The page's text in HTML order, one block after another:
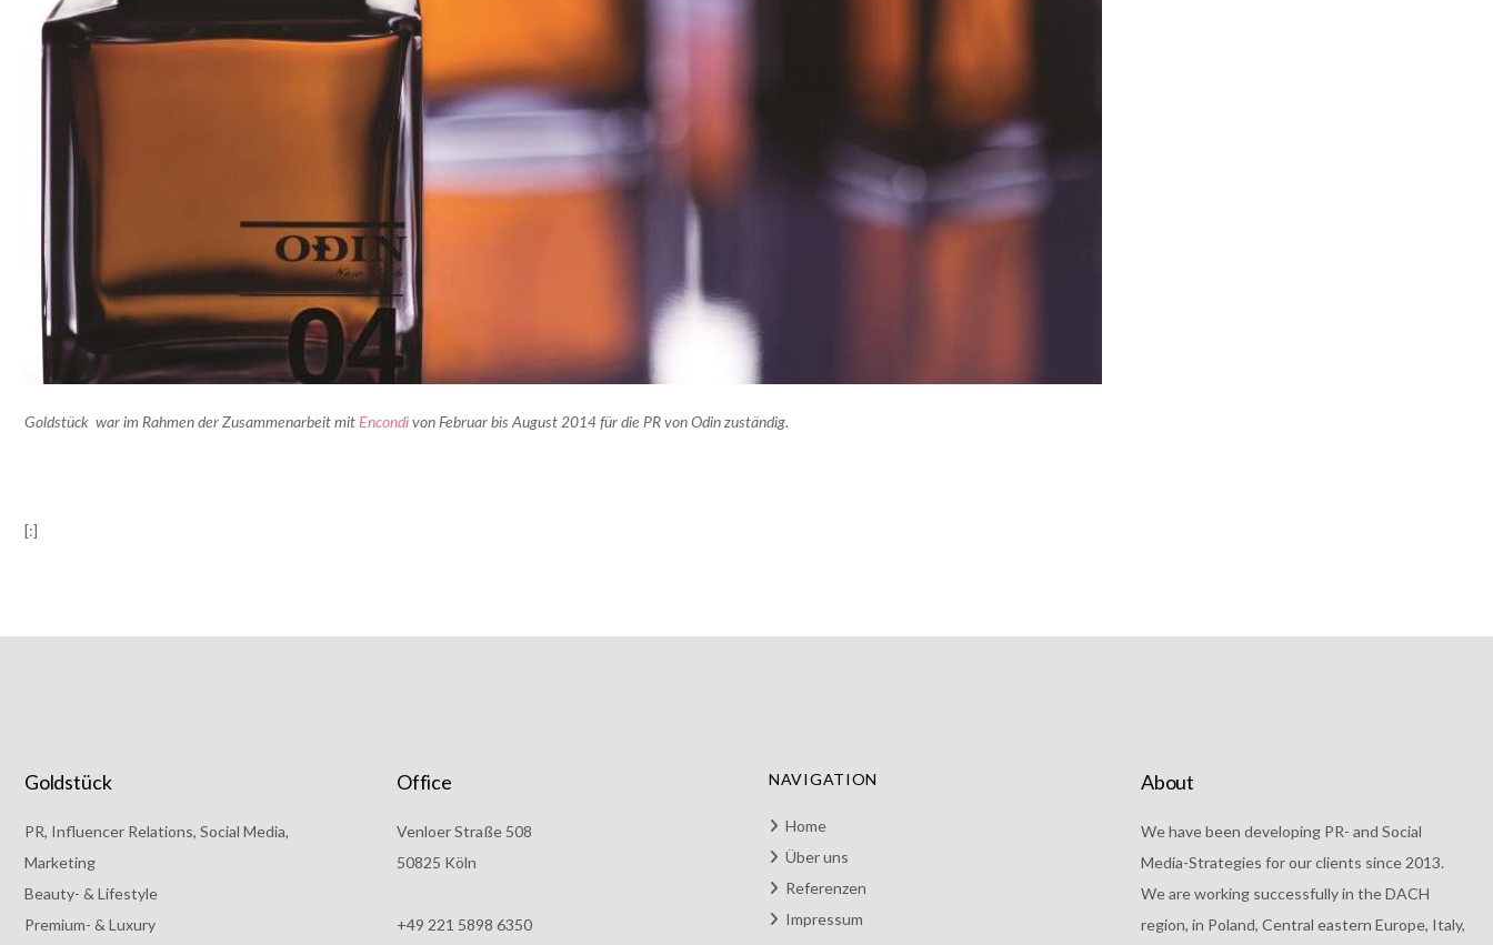
Goldstück war im Rahmen der Zusammenarbeit mit Encondi von Februar bis August 2014 für die PR von Odin zuständig.
[:]
Goldstück
PR, Influencer Relations, Social Media,
Marketing
Beauty- & Lifestyle
Premium- & Luxury
Office
Venloer Straße 508
50825 Köln
+49 221 5898 6350
NAVIGATION
Home
Über uns
Referenzen
Impressum
About
We have been developing PR- and Social
Media-Strategies for our clients since 2013.
We are working successfully in the DACH
region, in Poland, Central eastern Europe, Italy,